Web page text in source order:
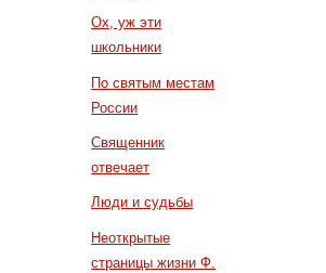
Ох, уж эти
школьники
По святым местам
России
Священник
отвечает
Люди и судьбы
Неоткрытые
страницы жизни Ф.